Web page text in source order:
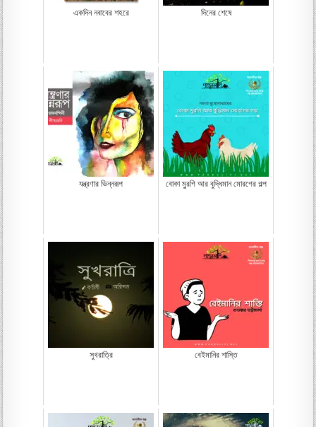
একদিন নবাবের শহরে দিনের শেষে
যন্ত্রণার ভিন্নরূপ বোকা মু্রগি আর বুদ্ধিমান মোরগের গল্প
সুখরাত্রি বেইমানির শাস্তি